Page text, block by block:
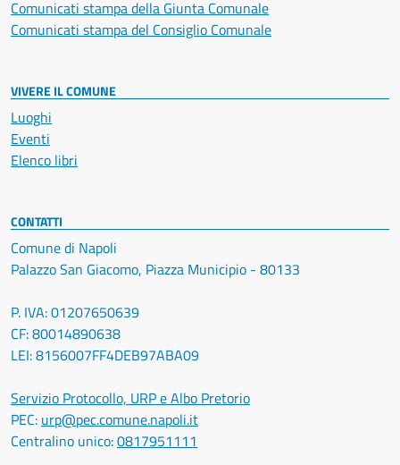
Comunicati stampa della Giunta Comunale
Comunicati stampa del Consiglio Comunale
VIVERE IL COMUNE
Luoghi
Eventi
Elenco libri
CONTATTI
Comune di Napoli
Palazzo San Giacomo, Piazza Municipio - 80133
P. IVA: 01207650639
CF: 80014890638
LEI: 8156007FF4DEB97ABA09
Servizio Protocollo, URP e Albo Pretorio
PEC: urp@pec.comune.napoli.it
Centralino unico:0817951111